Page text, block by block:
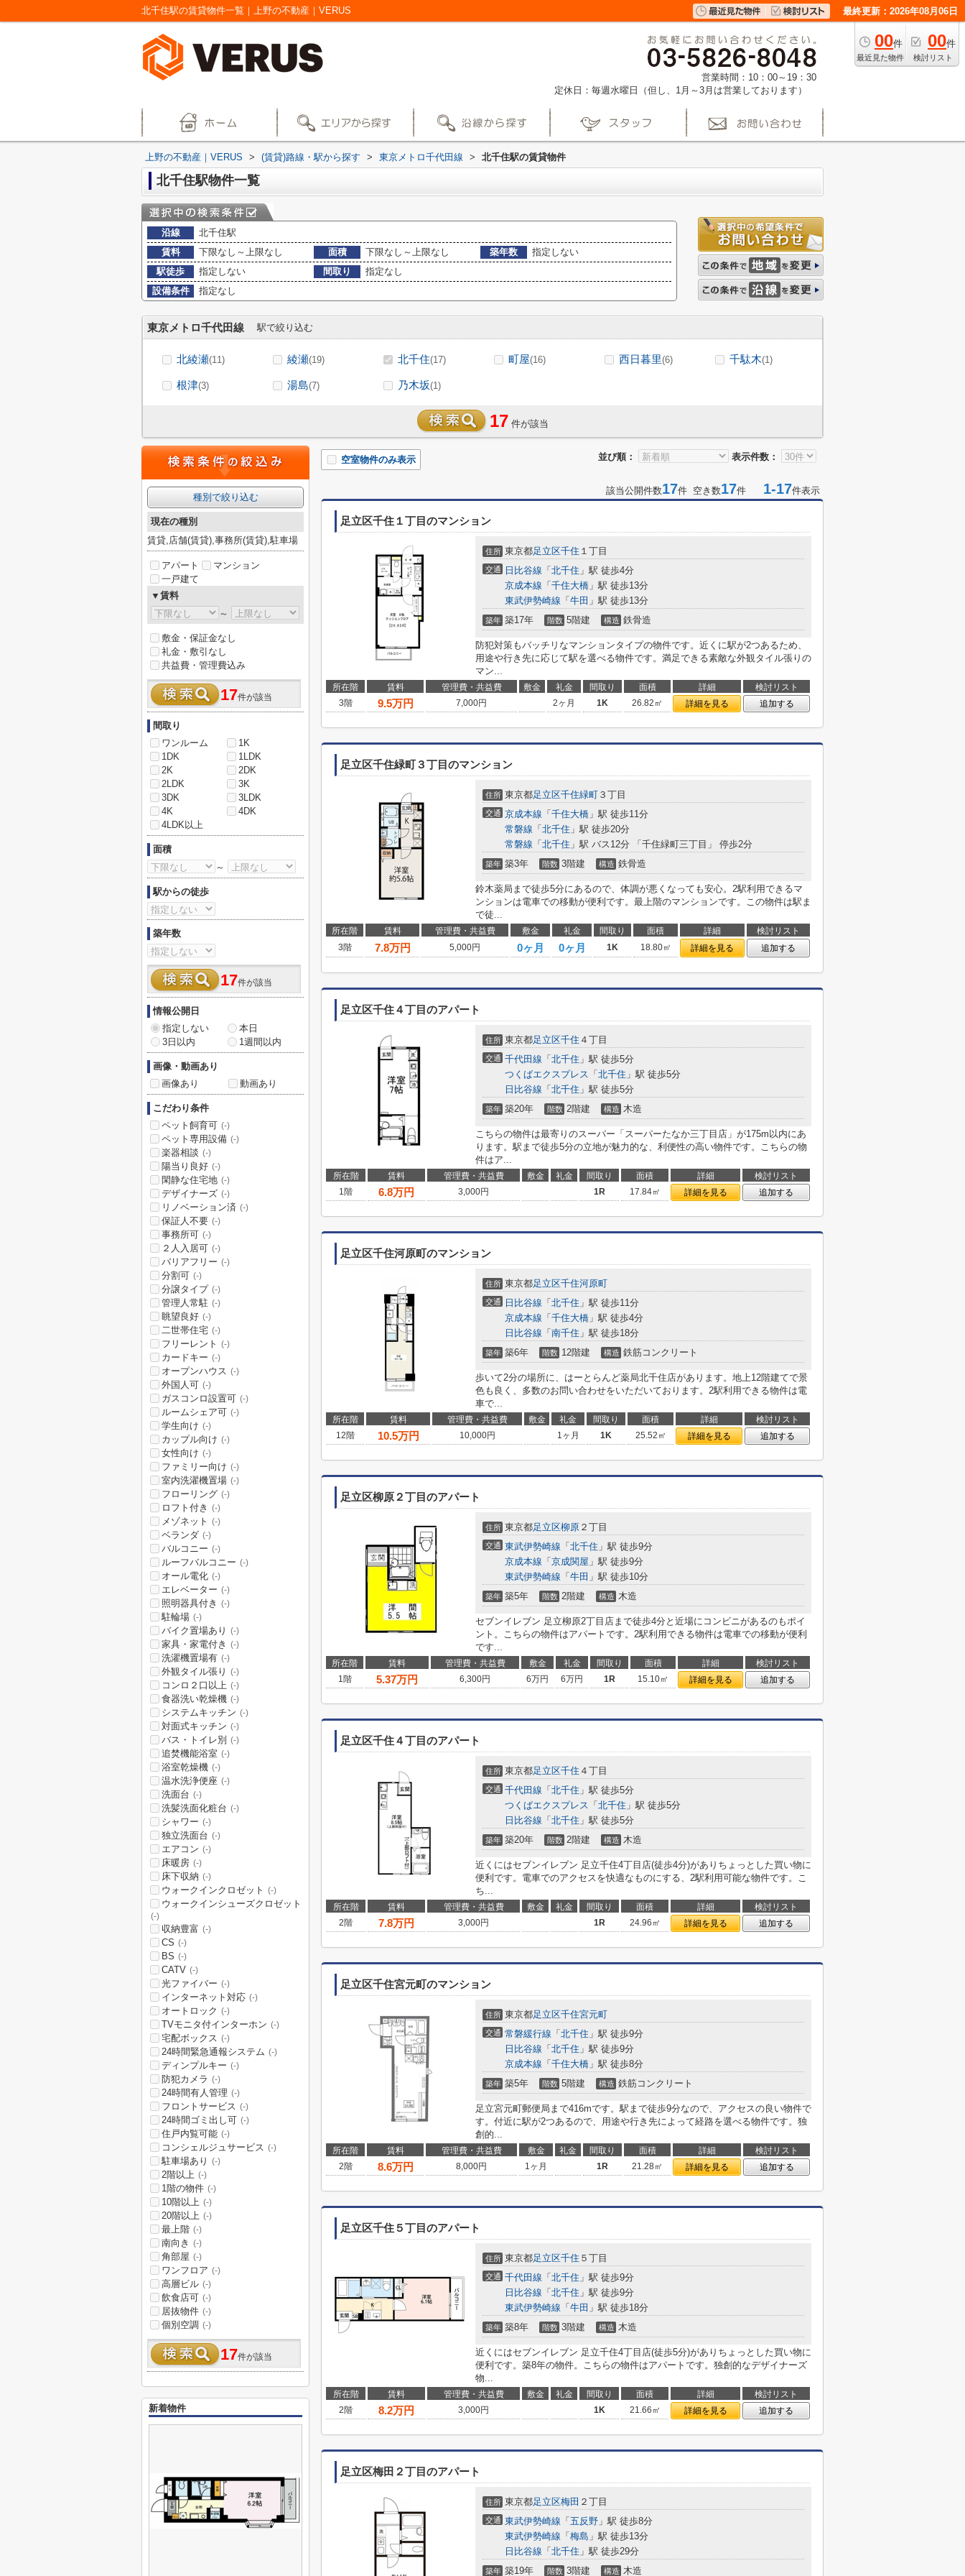
北千住駅の賃貸物件一覧｜上野の不動産｜VERUS 最終更新：2026年08月06日
00件
最近見た物件
00件
検討リスト
営業時間：10：00～19：30
定休日：毎週水曜日（但し、1月～3月は営業しております）
上野の不動産｜VERUS > (賃貸)路線・駅から探す > 東京メトロ千代田線 > 北千住駅の賃貸物件
北千住駅物件一覧
沿線
北千住駅
賃料
下限なし～上限なし 面積 下限なし～上限なし 築年数
指定しない
駅徒歩
指定しない 間取り
指定なし
設備条件
指定なし
東京メトロ千代田線 駅で絞り込む
北綾瀬(11) 綾瀬(19) 北千住(17) 町屋(16) 西日暮里(6) 千駄木(1)
根津(3) 湯島(7) 乃木坂(1)
17 件が該当
並び順： 表示件数：
空室物件のみ表示
該当公開件数17件 空き数17件 1-17件表示
足立区千住１丁目のマンション
住所 東京都足立区千住 １丁目
交通 日比谷線 「 北千住 」駅 徒歩4分
京成本線 「 千住大橋 」駅 徒歩13分
東武伊勢崎線 「 牛田 」駅 徒歩13分
築年 築17年 階数 5階建 構造 鉄骨造
防犯対策もバッチリなマンションタイプの物件です。近くに駅が2つあるため、
用途や行き先に応じて駅を選べる物件です。満足できる素敵な外観タイル張りの
マン...
所在階 賃料 管理費・共益費 敷金 礼金 間取り 面積 詳細
検討リスト
3階
9.5万円 7,000円 2ヶ月 1K 26.82㎡ 詳細を見る 追加する
足立区千住緑町３丁目のマンション
住所 東京都足立区千住緑町 ３丁目
交通 京成本線 「 千住大橋 」駅 徒歩11分
常磐線 「 北千住 」駅 徒歩20分
常磐線 「 北千住 」駅 バス12分 「千住緑町三丁目」 停歩2分
築年 築3年 階数 3階建 構造 鉄骨造
鈴木薬局まで徒歩5分にあるので、体調が悪くなっても安心。2駅利用できるマ
ンションは電車での移動が便利です。最上階のマンションです。この物件は駅ま
で徒...
所在階 賃料 管理費・共益費 敷金 礼金 間取り 面積 詳細
検討リスト
3階
7.8万円 5,000円 0ヶ月 0ヶ月 1K 18.80㎡ 詳細を見る 追加する
足立区千住４丁目のアパート
住所 東京都足立区千住 ４丁目
交通 千代田線 「 北千住 」駅 徒歩5分
つくばエクスプレス 「 北千住 」駅 徒歩5分
日比谷線 「 北千住 」駅 徒歩5分
築年 築20年 階数 2階建 構造 木造
こちらの物件は最寄りのスーパー「スーパーたなか三丁目店」が175m以内にあ
ります。駅まで徒歩5分の立地が魅力的な、利便性の高い物件です。こちらの物
件はア...
所在階 賃料 管理費・共益費 敷金 礼金 間取り 面積 詳細
検討リスト
1階
6.8万円 3,000円 1R 17.84㎡ 詳細を見る 追加する
足立区千住河原町のマンション
住所 東京都足立区千住河原町
交通 日比谷線 「 北千住 」駅 徒歩11分
京成本線 「 千住大橋 」駅 徒歩4分
日比谷線 「 南千住 」駅 徒歩18分
築年 築6年 階数 12階建 構造 鉄筋コンクリート
歩いて2分の場所に、はーとらんど薬局北千住店があります。地上12階建てで景
色も良く、多数のお問い合わせをいただいております。2駅利用できる物件は電
車で...
所在階 賃料 管理費・共益費 敷金 礼金 間取り 面積 詳細
検討リスト
12階
10.5万円 10,000円 1ヶ月 1K 25.52㎡ 詳細を見る 追加する
足立区柳原２丁目のアパート
住所 東京都足立区柳原 ２丁目
交通 東武伊勢崎線 「 北千住 」駅 徒歩9分
京成本線 「 京成関屋 」駅 徒歩9分
東武伊勢崎線 「 牛田 」駅 徒歩10分
築年 築5年 階数 2階建 構造 木造
セブンイレブン 足立柳原2丁目店まで徒歩4分と近場にコンビニがあるのもポイ
ント。こちらの物件はアパートです。2駅利用できる物件は電車での移動が便利
です...
所在階 賃料 管理費・共益費 敷金 礼金 間取り 面積 詳細
検討リスト
1階
5.37万円 6,300円 6万円 6万円 1R 15.10㎡ 詳細を見る 追加する
足立区千住４丁目のアパート
住所 東京都足立区千住 ４丁目
交通 千代田線 「 北千住 」駅 徒歩5分
つくばエクスプレス 「 北千住 」駅 徒歩5分
日比谷線 「 北千住 」駅 徒歩5分
築年 築20年 階数 2階建 構造 木造
近くにはセブンイレブン 足立千住4丁目店(徒歩4分)がありちょっとした買い物に
便利です。電車でのアクセスを快適なものにする、2駅利用可能な物件です。こ
ち...
所在階 賃料 管理費・共益費 敷金 礼金 間取り 面積 詳細
検討リスト
2階
7.8万円 3,000円 1R 24.96㎡ 詳細を見る 追加する
足立区千住宮元町のマンション
住所 東京都足立区千住宮元町
交通 常磐緩行線 「 北千住 」駅 徒歩9分
日比谷線 「 北千住 」駅 徒歩9分
京成本線 「 千住大橋 」駅 徒歩8分
築年 築5年 階数 5階建 構造 鉄筋コンクリート
足立宮元町郵便局まで416mです。駅まで徒歩9分なので、アクセスの良い物件で
す。付近に駅が2つあるので、用途や行き先によって経路を選べる物件です。独
創的...
所在階 賃料 管理費・共益費 敷金 礼金 間取り 面積 詳細
検討リスト
2階
8.6万円 8,000円 1ヶ月 1R 21.28㎡ 詳細を見る 追加する
足立区千住５丁目のアパート
住所 東京都足立区千住 ５丁目
交通 千代田線 「 北千住 」駅 徒歩9分
日比谷線 「 北千住 」駅 徒歩9分
東武伊勢崎線 「 牛田 」駅 徒歩18分
築年 築8年 階数 3階建 構造 木造
近くにはセブンイレブン 足立千住4丁目店(徒歩5分)がありちょっとした買い物に
便利です。築8年の物件。こちらの物件はアパートです。独創的なデザイナーズ
物...
所在階 賃料 管理費・共益費 敷金 礼金 間取り 面積 詳細
検討リスト
2階
8.2万円 3,000円 1K 21.66㎡ 詳細を見る 追加する
足立区梅田２丁目のアパート
住所 東京都足立区梅田 ２丁目
交通 東武伊勢崎線 「 五反野 」駅 徒歩8分
東武伊勢崎線 「 梅島 」駅 徒歩13分
日比谷線 「 北千住 」駅 徒歩29分
築年 築19年 階数 3階建 構造 木造
種別で絞り込む
現在の種別
賃貸,店舗(賃貸),事務所(賃貸),駐車場
アパート
マンション
一戸建て
▼賃料
～
敷金・保証金なし
礼金・敷引なし
共益費・管理費込み
17件が該当
間取り
ワンルーム
1K
1DK
1LDK
2K
2DK
2LDK
3K
3DK
3LDK
4K
4DK
4LDK以上
面積
～
駅からの徒歩
築年数
17件が該当
情報公開日
指定しない
本日
3日以内
1週間以内
画像・動画あり
画像あり
動画あり
こだわり条件
ペット飼育可 (-)
ペット専用設備 (-)
楽器相談 (-)
陽当り良好 (-)
閑静な住宅地 (-)
デザイナーズ (-)
リノベーション済 (-)
保証人不要 (-)
事務所可 (-)
２人入居可 (-)
バリアフリー (-)
分割可 (-)
分譲タイプ (-)
管理人常駐 (-)
眺望良好 (-)
二世帯住宅 (-)
フリーレント (-)
カードキー (-)
オープンハウス (-)
外国人可 (-)
ガスコンロ設置可 (-)
ルームシェア可 (-)
学生向け (-)
カップル向け (-)
女性向け (-)
ファミリー向け (-)
室内洗濯機置場 (-)
フローリング (-)
ロフト付き (-)
メゾネット (-)
ベランダ (-)
バルコニー (-)
ルーフバルコニー (-)
オール電化 (-)
エレベーター (-)
照明器具付き (-)
駐輪場 (-)
バイク置場あり (-)
家具・家電付き (-)
洗濯機置場有 (-)
外観タイル張り (-)
コンロ２口以上 (-)
食器洗い乾燥機 (-)
システムキッチン (-)
対面式キッチン (-)
バス・トイレ別 (-)
追焚機能浴室 (-)
浴室乾燥機 (-)
温水洗浄便座 (-)
洗面台 (-)
洗髪洗面化粧台 (-)
シャワー (-)
独立洗面台 (-)
エアコン (-)
床暖房 (-)
床下収納 (-)
ウォークインクロゼット (-)
ウォークインシューズクロゼット
(-)
収納豊富 (-)
CS (-)
BS (-)
CATV (-)
光ファイバー (-)
インターネット対応 (-)
オートロック (-)
TVモニタ付インターホン (-)
宅配ボックス (-)
24時間緊急通報システム (-)
ディンプルキー (-)
防犯カメラ (-)
24時間有人管理 (-)
フロントサービス (-)
24時間ゴミ出し可 (-)
住戸内覧可能 (-)
コンシェルジュサービス (-)
駐車場あり (-)
2階以上 (-)
1階の物件 (-)
10階以上 (-)
20階以上 (-)
最上階 (-)
南向き (-)
角部屋 (-)
ワンフロア (-)
高層ビル (-)
飲食店可 (-)
居抜物件 (-)
個別空調 (-)
17件が該当
新着物件